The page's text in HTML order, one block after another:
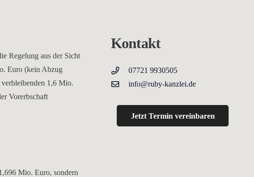
Regelung aus der Sicht
Euro (kein Abzug
1,6 Mio.
Vorerbschaft
Mio. Euro, sondern
Kontakt
07721 9930505
info@ruby-kanzlei.de
Jetzt Termin vereinbaren